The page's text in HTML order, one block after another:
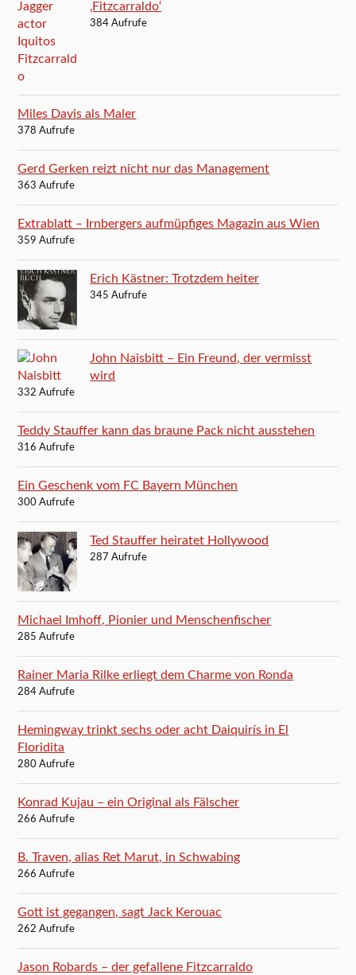
‚Fitzcarraldo‘
384 Aufrufe
Miles Davis als Maler
378 Aufrufe
Gerd Gerken reizt nicht nur das Management
363 Aufrufe
Extrablatt – Irnbergers aufmüpfiges Magazin aus Wien
359 Aufrufe
Erich Kästner: Trotzdem heiter
345 Aufrufe
John Naisbitt – Ein Freund, der vermisst
wird
332 Aufrufe
Teddy Stauffer kann das braune Pack nicht ausstehen
316 Aufrufe
Ein Geschenk vom FC Bayern München
300 Aufrufe
Ted Stauffer heiratet Hollywood
287 Aufrufe
Michael Imhoff, Pionier und Menschenfischer
285 Aufrufe
Rainer Maria Rilke erliegt dem Charme von Ronda
284 Aufrufe
Hemingway trinkt sechs oder acht Daiquirís in El
Floridita
280 Aufrufe
Konrad Kujau – ein Original als Fälscher
266 Aufrufe
B. Traven, alias Ret Marut, in Schwabing
266 Aufrufe
Gott ist gegangen, sagt Jack Kerouac
262 Aufrufe
Jason Robards – der gefallene Fitzcarraldo